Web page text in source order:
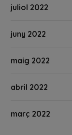
juliol 2022
juny 2022
maig 2022
abril 2022
març 2022